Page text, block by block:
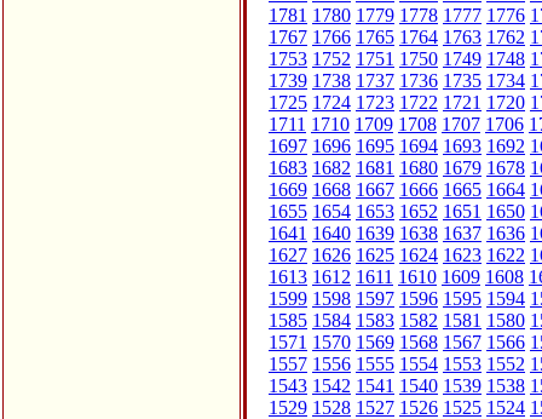
1781 1780 1779 1778 1777 1776
1767 1766 1765 1764 1763 1762
1753 1752 1751 1750 1749 1748
1739 1738 1737 1736 1735 1734
1725 1724 1723 1722 1721 1720
1711 1710 1709 1708 1707 1706
1697 1696 1695 1694 1693 1692
1683 1682 1681 1680 1679 1678
1669 1668 1667 1666 1665 1664
1655 1654 1653 1652 1651 1650
1641 1640 1639 1638 1637 1636
1627 1626 1625 1624 1623 1622
1613 1612 1611 1610 1609 1608
1599 1598 1597 1596 1595 1594
1585 1584 1583 1582 1581 1580
1571 1570 1569 1568 1567 1566
1557 1556 1555 1554 1553 1552
1543 1542 1541 1540 1539 1538
1529 1528 1527 1526 1525 1524